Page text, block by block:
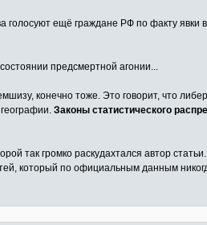
ещё граждане РФ по факту явки в
предсмертной агонии...
конечно тоже. Это говорит, что
Законы статистического
так громко раскудахтался автор
который по официальным данным